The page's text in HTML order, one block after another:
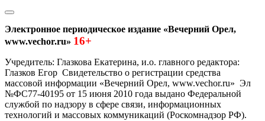
Электронное периодическое издание «Вечерний Орел,
www.vechor.ru» 16+
Учредитель: Глазкова Екатерина, и.о. главного редактора:
Глазков Егор Свидетельство о регистрации средства
массовой информации «Вечерний Орел, www.vechor.ru» Эл
№ФС77-40195 от 15 июня 2010 года выдано Федеральной
службой по надзору в сфере связи, информационных
технологий и массовых коммуникаций (Роскомнадзор РФ).